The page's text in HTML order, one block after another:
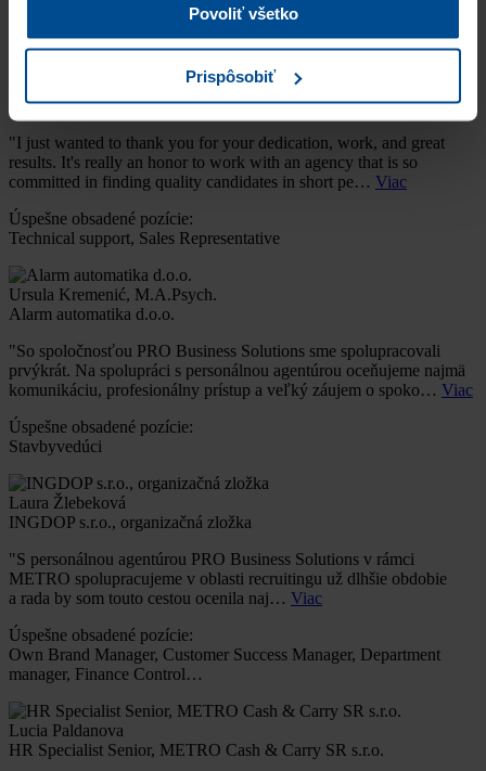
Povoliť všetko
Prispôsobiť
Úspešne obsadené pozície:
Group CFO, Papier-Mettler KG
"I just wanted to thank you for your dedication, work, and great
results. It's really an honor to work with an agency that is so
committed in finding quality candidates in short pe… Viac
Úspešne obsadené pozície:
Technical support, Sales Representative
Ursula Kremenić, M.A.Psych.
Alarm automatika d.o.o.
"So spoločnosťou PRO Business Solutions sme spolupracovali
prvýkrát. Na spolupráci s personálnou agentúrou oceňujeme najmä
komunikáciu, profesionálny prístup a veľký záujem o spoko… Viac
Úspešne obsadené pozície:
Stavbyvedúci
Laura Žlebeková
INGDOP s.r.o., organizačná zložka
"S personálnou agentúrou PRO Business Solutions v rámci
METRO spolupracujeme v oblasti recruitingu už dlhšie obdobie
a rada by som touto cestou ocenila naj… Viac
Úspešne obsadené pozície:
Own Brand Manager, Customer Success Manager, Department
manager, Finance Control…
Lucia Paldanova
HR Specialist Senior, METRO Cash & Carry SR s.r.o.